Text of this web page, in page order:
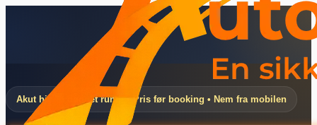
Akut hjælp døgnet rundt • Pris før booking • Nem fra mobilen